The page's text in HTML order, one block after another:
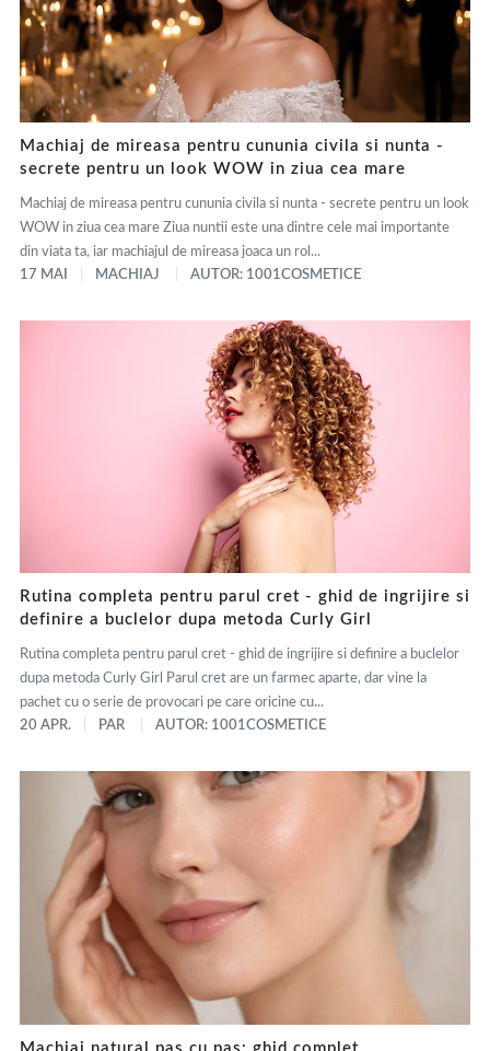
Machiaj de mireasa pentru cununia civila si nunta -
secrete pentru un look WOW in ziua cea mare
Machiaj de mireasa pentru cununia civila si nunta - secrete pentru un look
WOW in ziua cea mare Ziua nuntii este una dintre cele mai importante
din viata ta, iar machiajul de mireasa joaca un rol...
17 MAI
MACHIAJ AUTOR: 1001COSMETICE
Rutina completa pentru parul cret - ghid de ingrijire si
definire a buclelor dupa metoda Curly Girl
Rutina completa pentru parul cret - ghid de ingrijire si definire a buclelor
dupa metoda Curly Girl Parul cret are un farmec aparte, dar vine la
pachet cu o serie de provocari pe care oricine cu...
20 APR.
PAR AUTOR: 1001COSMETICE